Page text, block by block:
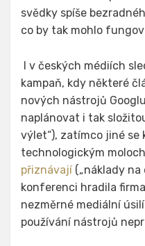
svědky spíše
co by tak mohlo
I v českých médiích
kampaň, kdy některé
nových nástrojů Googlu
naplánovat i tak
výlet“), zatímco jiné se
technologickým
přiznávají(„náklady na
konferenci hradila
nezměrné mediální
používání nástrojů